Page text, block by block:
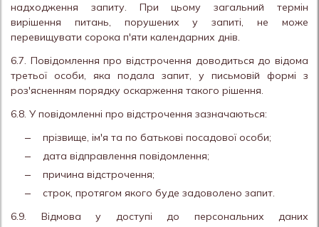
надходження запиту. При цьому загальний термін
вирішення питань, порушених у запиті, не може
перевищувати сорока п'яти календарних днів.
6.7. Повідомлення про відстрочення доводиться до відома
третьої особи, яка подала запит, у письмовій формі з
роз'ясненням порядку оскарження такого рішення.
6.8. У повідомленні про відстрочення зазначаються:
прізвище, ім'я та по батькові посадової особи;
дата відправлення повідомлення;
причина відстрочення;
строк, протягом якого буде задоволено запит.
6.9. Відмова у доступі до персональних даних